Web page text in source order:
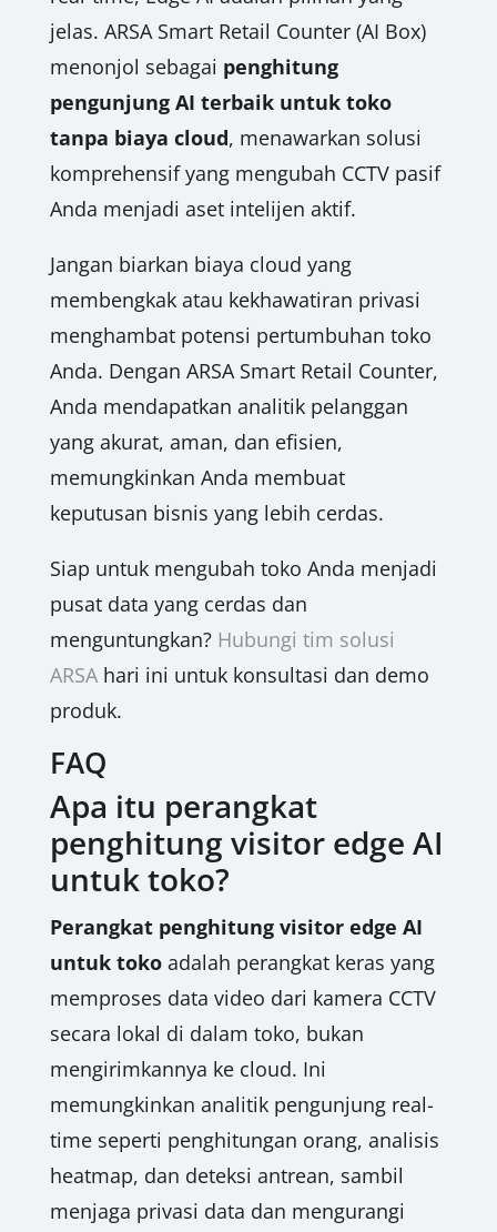
jelas. ARSA Smart Retail Counter (AI Box)
menonjol sebagai penghitung
pengunjung AI terbaik untuk toko
tanpa biaya cloud, menawarkan solusi
komprehensif yang mengubah CCTV pasif
Anda menjadi aset intelijen aktif.
Jangan biarkan biaya cloud yang
membengkak atau kekhawatiran privasi
menghambat potensi pertumbuhan toko
Anda. Dengan ARSA Smart Retail Counter,
Anda mendapatkan analitik pelanggan
yang akurat, aman, dan efisien,
memungkinkan Anda membuat
keputusan bisnis yang lebih cerdas.
Siap untuk mengubah toko Anda menjadi
pusat data yang cerdas dan
menguntungkan? Hubungi tim solusi
ARSAhari ini untuk konsultasi dan demo
produk.
FAQ
Apa itu perangkat
penghitung visitor edge AI
untuk toko?
Perangkat penghitung visitor edge AI
untuk tokoadalah perangkat keras yang
memproses data video dari kamera CCTV
secara lokal di dalam toko, bukan
mengirimkannya ke cloud. Ini
memungkinkan analitik pengunjung real-
time seperti penghitungan orang, analisis
heatmap, dan deteksi antrean, sambil
menjaga privasi data dan mengurangi